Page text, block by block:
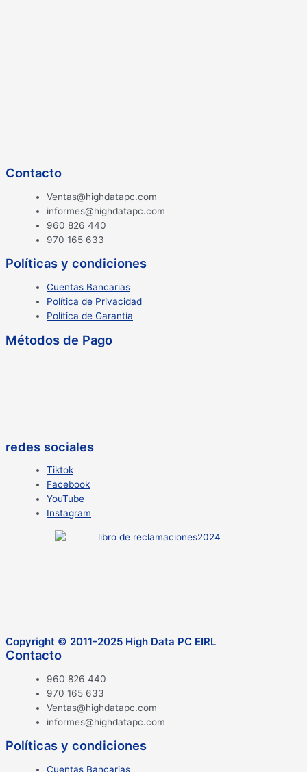
Contacto
Ventas@highdatapc.com
informes@highdatapc.com
960 826 440
970 165 633
Políticas y condiciones
Cuentas Bancarias
Política de Privacidad
Política de Garantía
Métodos de Pago
redes sociales
Tiktok
Facebook
YouTube
Instagram
Copyright © 2011-2025 High Data PC EIRL
Contacto
960 826 440
970 165 633
Ventas@highdatapc.com
informes@highdatapc.com
Políticas y condiciones
Cuentas Bancarias